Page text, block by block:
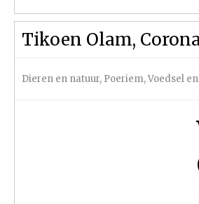
Tikoen Olam,
Dieren en natuur, Poeriem,Voedsel